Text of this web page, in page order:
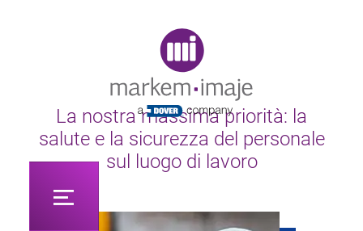
La nostra massima priorità: la
salute e la sicurezza del personale
sul luogo di lavoro